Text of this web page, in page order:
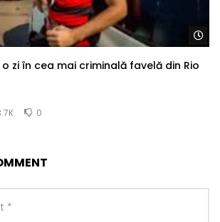
zi în cea mai criminală favelă din Rio
0